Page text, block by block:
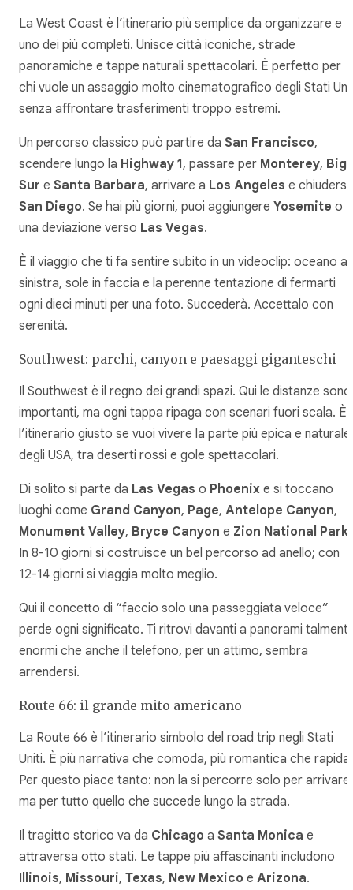
La West Coast è l’itinerario più semplice da organizzare e
uno dei più completi. Unisce città iconiche, strade
panoramiche e tappe naturali spettacolari. È perfetto per
chi vuole un assaggio molto cinematografico degli Stati
senza affrontare trasferimenti troppo estremi.
Un percorso classico può partire da San Francisco,
scendere lungo la Highway 1, passare per Monterey, Big
Sur e Santa Barbara, arrivare a Los Angeles e chiudersi
San Diego. Se hai più giorni, puoi aggiungere Yosemite o
una deviazione verso Las Vegas.
È il viaggio che ti fa sentire subito in un videoclip: oceano a
sinistra, sole in faccia e la perenne tentazione di fermarti
ogni dieci minuti per una foto. Succederà. Accettalo con
serenità.
Southwest: parchi, canyon e paesaggi giganteschi
Il Southwest è il regno dei grandi spazi. Qui le distanze sono
importanti, ma ogni tappa ripaga con scenari fuori scala. È
l’itinerario giusto se vuoi vivere la parte più epica e naturale
degli USA, tra deserti rossi e gole spettacolari.
Di solito si parte da Las Vegas o Phoenix e si toccano
luoghi come Grand Canyon, Page, Antelope Canyon,
Monument Valley, Bryce Canyon e Zion National Park
In 8-10 giorni si costruisce un bel percorso ad anello; con
12-14 giorni si viaggia molto meglio.
Qui il concetto di “faccio solo una passeggiata veloce”
perde ogni significato. Ti ritrovi davanti a panorami
enormi che anche il telefono, per un attimo, sembra
arrendersi.
Route 66: il grande mito americano
La Route 66 è l’itinerario simbolo del road trip negli Stati
Uniti. È più narrativa che comoda, più romantica che rapida.
Per questo piace tanto: non la si percorre solo per arrivare,
ma per tutto quello che succede lungo la strada.
Il tragitto storico va da Chicago a Santa Monica e
attraversa otto stati. Le tappe più affascinanti includono
Illinois, Missouri, Texas, New Mexico e Arizona.